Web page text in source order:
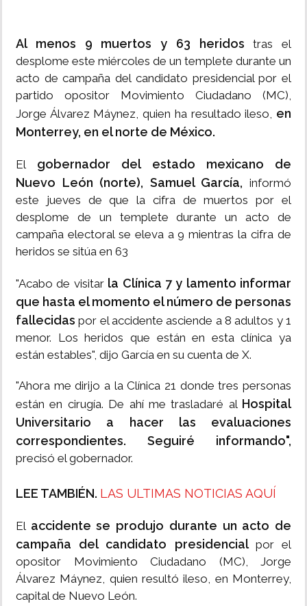
Al menos 9 muertos y 63 heridos tras el
desplome este miércoles de un templete durante un
acto de campaña del candidato presidencial por el
partido opositor Movimiento Ciudadano (MC),
Jorge Álvarez Máynez, quien ha resultado ileso, en
Monterrey, en el norte de México.
El gobernador del estado mexicano de
Nuevo León (norte), Samuel García, informó
este jueves de que la cifra de muertos por el
desplome de un templete durante un acto de
campaña electoral se eleva a 9 mientras la cifra de
heridos se sitúa en 63
"Acabo de visitarla Clínica 7 y lamento informar
que hasta el momento el número de personas
fallecidaspor el accidente asciende a 8 adultos y 1
menor. Los heridos que están en esta clínica ya
están estables", dijo García en su cuenta de X.
"Ahora me dirijo a la Clínica 21 donde tres personas
están en cirugía. De ahí me trasladaré al Hospital
Universitario a hacer las evaluaciones
correspondientes. Seguiré informando",
precisó el gobernador.
LEE TAMBIÉN. LAS ULTIMAS NOTICIAS AQUÍ
El accidente se produjo durante un acto de
campaña del candidato presidencial por el
opositor Movimiento Ciudadano (MC), Jorge
Álvarez Máynez, quien resultó ileso, en Monterrey,
capital de Nuevo León.